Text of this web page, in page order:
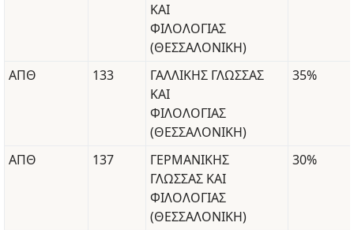
ΚΑΙ
ΦΙΛΟΛΟΓΙΑΣ
(ΘΕΣΣΑΛΟΝΙΚΗ)
ΑΠΘ 133
ΓΑΛΛΙΚΗΣ ΓΛΩΣΣΑΣ
ΚΑΙ
ΦΙΛΟΛΟΓΙΑΣ
(ΘΕΣΣΑΛΟΝΙΚΗ)
35%
ΑΠΘ 137
ΓΕΡΜΑΝΙΚΗΣ
ΓΛΩΣΣΑΣ ΚΑΙ
ΦΙΛΟΛΟΓΙΑΣ
(ΘΕΣΣΑΛΟΝΙΚΗ)
30%